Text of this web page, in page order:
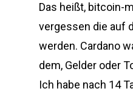
Das heißt, bitcoin-
vergessen die auf
werden. Cardano
dem, Gelder oder
Ich habe nach 14